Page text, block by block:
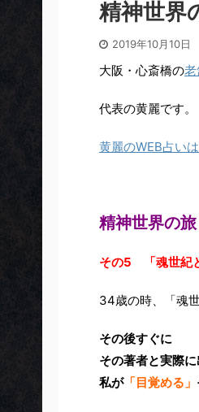
精神世界
2019年10月10日
大阪・心斎橋の老
代表の黄麗です。
黄麗のWEB占い
精神世界の旅
その5 「魂世紀
34歳の時、「魂
その後すぐに
その著者と実際
私が「目覚める」